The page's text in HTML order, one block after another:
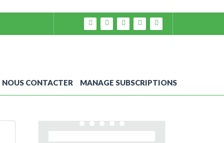
NOUS CONTACTER MANAGE SUBSCRIPTIONS